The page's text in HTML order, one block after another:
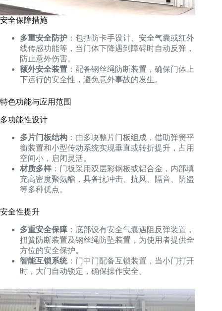
安全保障措施
多重安全防护 ：包括防卡手设计、安全气囊或红外
线传感功能等，当门体下降遇到障碍时自动反弹，
防止意外伤害。
额外安全装置 ：配备钢丝绳防断装置，确保门体上
下运行的安全性，避免意外事故的发生。
特色功能与应用范围
多功能性设计
多片门板结构 ：由多块整片门板组成，借助弹簧平
衡装置和小型传动系统实现垂直或转折提升，占用
空间小，启闭灵活。
材质多样 ：门板采用双层彩钢板或铝合金，内部填
充高密度聚氨酯，具备抗冲击、抗风、隔音、防盗
等多种优点。
安全性提升
多重安全保障 ：底部设有安全气囊遇阻反弹装置，
扭簧防断装置及钢丝绳防坠装置，为使用者提供全
方位的安全保护。
智能互锁系统：门中门配备互锁装置，当小门打开
时，大门自动锁定，确保操作安全。